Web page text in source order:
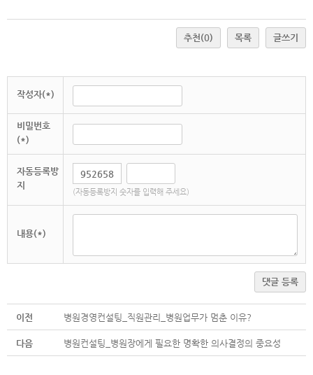
추천(0) 목록 글쓰기
작성자(*)
비밀번호
(*)
자동등록방
지
(자동등록방지 숫자를 입력해 주세요)
내용(*)
댓글 등록
이전 병원경영컨설팅_직원관리_병원업무가 멈춘 이유?
다음 병원컨설팅_병원장에게 필요한 명확한 의사결정의 중요성